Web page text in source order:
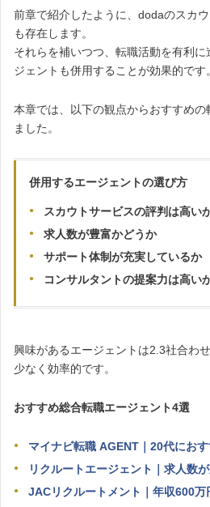
前章で紹介したように、dodaのスカ
も存在します。
それらを補いつつ、転職活動を有利
ジェントも併用することが効果的です。
本章では、以下の観点からおすすめ
ました。
併用するエージェントの選び方
スカウトサービスの評判は高い
求人数が豊富かどうか
サポート体制が充実しているか
コンサルタントの提案力は高い
興味があるエージェントは2.3社合わ
少なく効率的です。
おすすめ総合転職エージェント4選
マイナビ転職 AGENT｜20代にお
リクルートエージェント｜求人数
JACリクルートメント｜年収600万